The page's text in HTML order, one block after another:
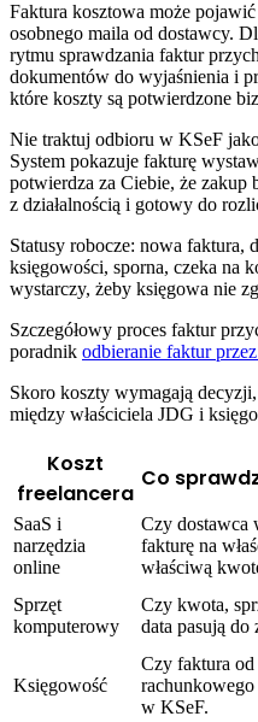
Faktura kosztowa może
osobnego maila od dostawcy.
rytmu sprawdzania faktur
dokumentów do wyjaśnienia i
które koszty są potwierdzone
Nie traktuj odbioru w KSeF
System pokazuje fakturę
potwierdza za Ciebie, że zakup
z działalnością i gotowy do
Statusy robocze: nowa faktura,
księgowości, sporna, czeka na
wystarczy, żeby księgowa nie
Szczegółowy proces faktur
poradnik odbieranie faktur
Skoro koszty wymagają
między właściciela JDG i
Koszt
freelancera
Co
SaaS i
narzędzia
online
Czy dostawca
fakturę na
właściwą
Sprzęt
komputerowy
Czy kwota,
data pasują do
Księgowość
Czy faktura od
rachunkowego
w KSeF.